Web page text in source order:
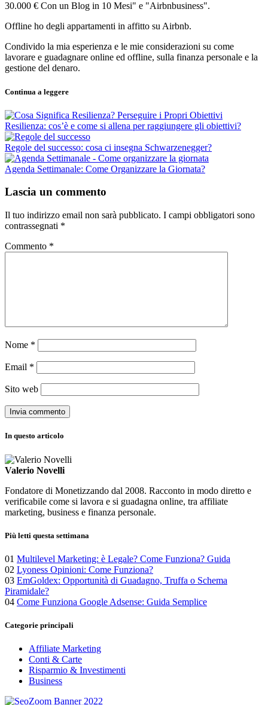
30.000 € Con un Blog in 10 Mesi" e "Airbnbusiness".
Offline ho degli appartamenti in affitto su Airbnb.
Condivido la mia esperienza e le mie considerazioni su come
lavorare e guadagnare online ed offline, sulla finanza personale e la
gestione del denaro.
Continua a leggere
Resilienza: cos’è e come si allena per raggiungere gli obiettivi?
Regole del successo: cosa ci insegna Schwarzenegger?
Agenda Settimanale: Come Organizzare la Giornata?
Lascia un commento
Il tuo indirizzo email non sarà pubblicato. I campi obbligatori sono
contrassegnati *
Commento *
Nome *
Email *
Sito web
In questo articolo
Valerio Novelli
Fondatore di Monetizzando dal 2008. Racconto in modo diretto e
verificabile come si lavora e si guadagna online, tra affiliate
marketing, business e finanza personale.
Più letti questa settimana
01 Multilevel Marketing: è Legale? Come Funziona? Guida
02 Lyoness Opinioni: Come Funziona?
03 EmGoldex: Opportunità di Guadagno, Truffa o Schema
Piramidale?
04 Come Funziona Google Adsense: Guida Semplice
Categorie principali
Affiliate Marketing
Conti & Carte
Risparmio & Investimenti
Business